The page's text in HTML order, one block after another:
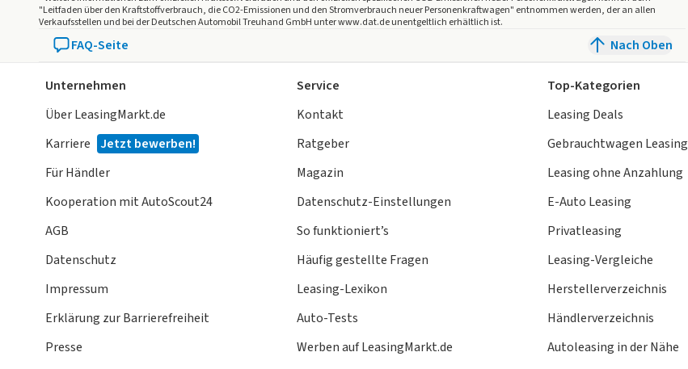
"Leitfaden über den Kraftstoffverbrauch, die CO2-Emissionen und den Stromverbrauch neuer Personenkraftwagen" entnommen werden, der an allen
Verkaufsstellen und bei der Deutschen Automobil Treuhand GmbH unter www.dat.de unentgeltlich erhältlich ist.
FAQ-Seite Nach Oben
Unternehmen
Über LeasingMarkt.de
Karriere Jetzt bewerben!
Für Händler
Kooperation mit AutoScout24
AGB
Datenschutz
Impressum
Erklärung zur Barrierefreiheit
Presse
Service
Kontakt
Ratgeber
Magazin
Datenschutz-Einstellungen
So funktioniert’s
Häufig gestellte Fragen
Leasing-Lexikon
Auto-Tests
Werben auf LeasingMarkt.de
Top-Kategorien
Leasing Deals
Gebrauchtwagen Leasing
Leasing ohne Anzahlung
E-Auto Leasing
Privatleasing
Leasing-Vergleiche
Herstellerverzeichnis
Händlerverzeichnis
Autoleasing in der Nähe